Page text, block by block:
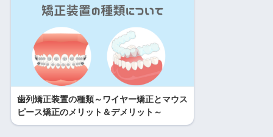
歯列矯正装置の種類～ワイヤー矯正とマウス
ピース矯正のメリット＆デメリット～